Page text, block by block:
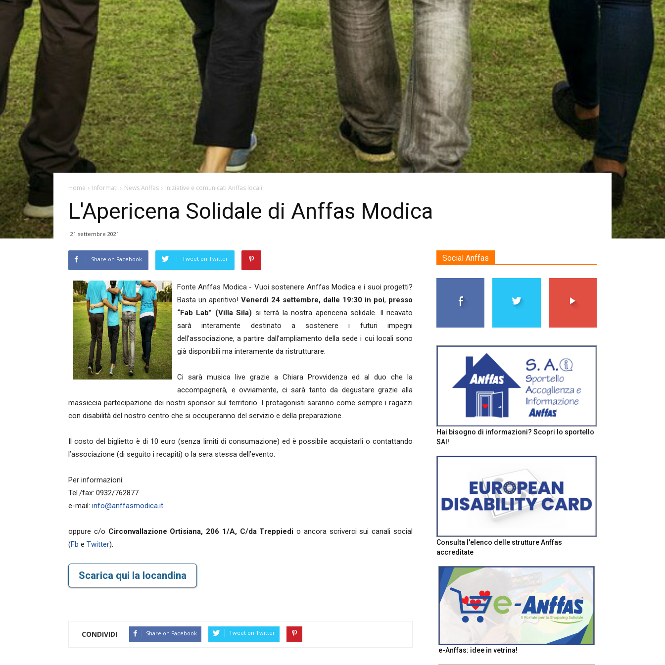
Home Informati News Anffas Iniziative e comunicati Anffas locali
L'Apericena Solidale di Anffas Modica
21 settembre 2021
Share on Facebook Tweet on Twitter
Fonte Anffas Modica - Vuoi sostenere Anffas Modica e i suoi progetti?
Basta un aperitivo! Venerdì 24 settembre, dalle 19:30 in poi, presso
“Fab Lab” (Villa Sila) si terrà la nostra apericena solidale. Il ricavato
sarà interamente destinato a sostenere i futuri impegni
dell’associazione, a partire dall’ampliamento della sede i cui locali sono
già disponibili ma interamente da ristrutturare.
Ci sarà musica live grazie a Chiara Provvidenza ed al duo che la
accompagnerà, e ovviamente, ci sarà tanto da degustare grazie alla
massiccia partecipazione dei nostri sponsor sul territorio. I protagonisti saranno come sempre i ragazzi
con disabilità del nostro centro che si occuperanno del servizio e della preparazione.
Il costo del biglietto è di 10 euro (senza limiti di consumazione) ed è possibile acquistarli o contattando
l’associazione (di seguito i recapiti) o la sera stessa dell’evento.
Per informazioni:
Tel./fax: 0932/762877
e-mail: info@anffasmodica.it
oppure c/o Circonvallazione Ortisiana, 206 1/A, C/da Treppiedi o ancora scriverci sui canali social
(Fb e Twitter).
Scarica qui la locandina
CONDIVIDI Share on Facebook Tweet on Twitter
Social Anffas
Hai bisogno di informazioni? Scopri lo sportello
SAI!
Consulta l'elenco delle strutture Anffas
accreditate
e-Anffas: idee in vetrina!